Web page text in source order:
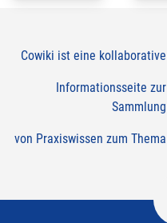
Cowiki ist eine kollaborative
Informationsseite zur
Sammlung
von Praxiswissen zum Thema